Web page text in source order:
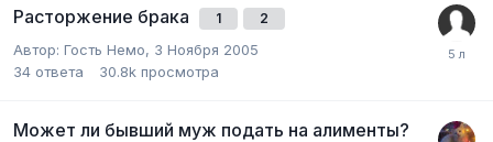
Расторжение брака 1 2
Автор: Гость Немо, 3 Ноября 2005
34 ответа 30.8k просмотра
Может ли бывший муж подать на алименты?